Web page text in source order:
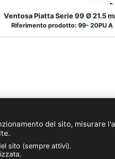
Ventosa Piatta Serie 99 Ø 21.5
Riferimento prodotto: 99- 20PU A
© 2026 NOVACOM (IT)
- 30, rue de l'épau -
Telefono. : +33 (0)3 27 30 53
Partita IVA : FR57 381 120 484
del sito, misurare
sito (sempre attivi).